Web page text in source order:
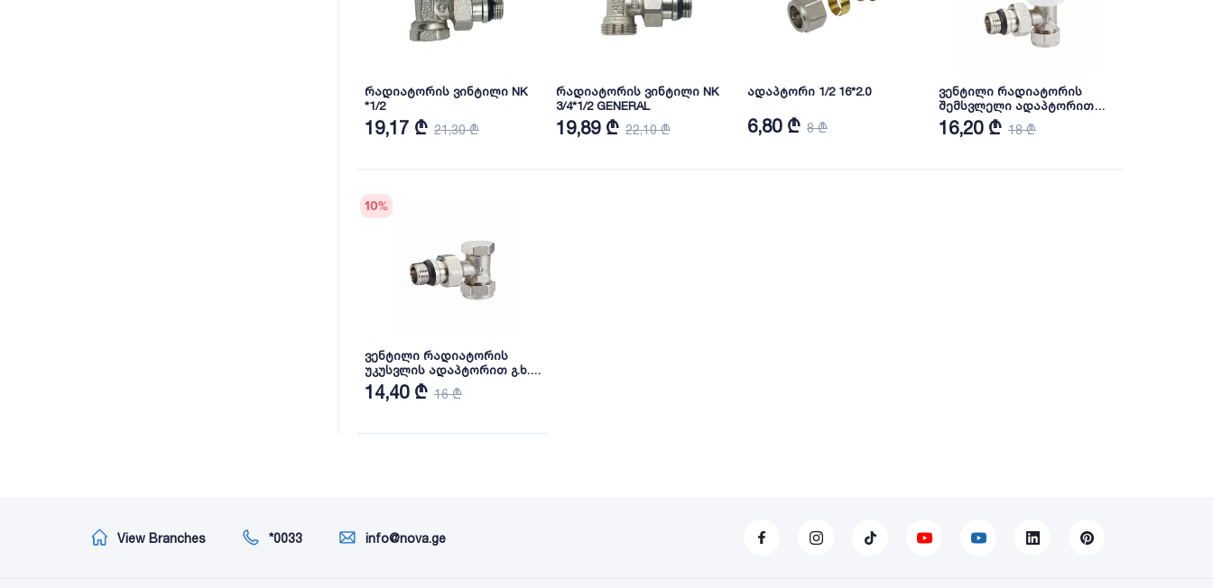
რადიატორის ვინტილი NK
*1/2
19,17 ₾ 21,30 ₾
რადიატორის ვინტილი NK
3/4*1/2 GENERAL
19,89 ₾ 22,10 ₾
ადაპტორი 1/2 16*2.0
6,80 ₾ 8 ₾
ვენტილი რადიატორის
შემსვლელი ადაპტორით
გ.ხ. 1/2''-Ø16*2 მმ Vein
16,20 ₾ 18 ₾
10%
ვენტილი რადიატორის
უკუსვლის ადაპტორით გ.ხ.
1/2''-Ø16*2 მმ Vein
14,40 ₾ 16 ₾
View Branches *0033 info@nova.ge